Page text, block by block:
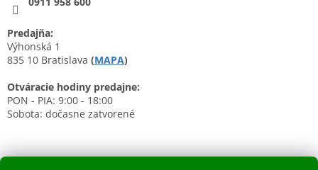
Predajňa:
Výhonská 1
835 10 Bratislava (MAPA)
Otváracie hodiny predajne:
PON - PIA: 9:00 - 18:00
Sobota: dočasne zatvorené